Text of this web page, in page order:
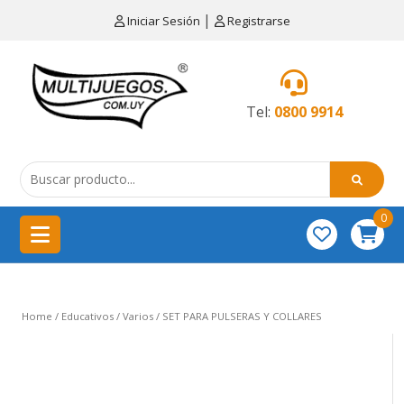
Iniciar Sesión | Registrarse
Tel: 0800 9914
MENÚ
de
cocina
China
importación
0
Home / Educativos / Varios / SET PARA PULSERAS Y COLLARES